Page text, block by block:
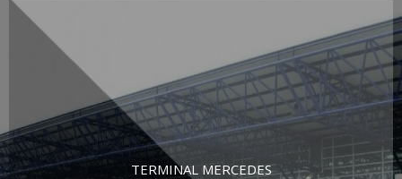
TERMINAL MERCEDES